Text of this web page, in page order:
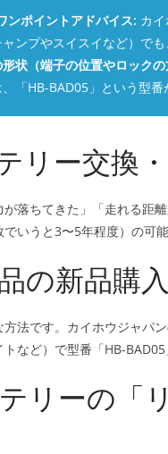
ンポイントアドバイス: カ
ャンプやスイスイなど）でも
形状（端子の位置やロック
「HB-BAD05」という型番
リー交換
が落ちてきた」「走れる
いうと3〜5年程度）の可
の新品購入
法です。カイホウジャパ
など）で型番「HB-BAD05
リーの「